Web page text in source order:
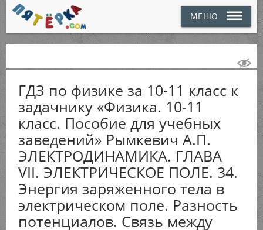
МЕНЮ
ГДЗ по физике за 10-11 класс к
задачнику «Физика. 10-11
класс. Пособие для учебных
заведений» Рымкевич А.П.
ЭЛЕКТРОДИНАМИКА. ГЛАВА
VII. ЭЛЕКТРИЧЕСКОЕ ПОЛЕ. 34.
Энергия заряженного тела в
электрическом поле. Разность
потенциалов. Связь между